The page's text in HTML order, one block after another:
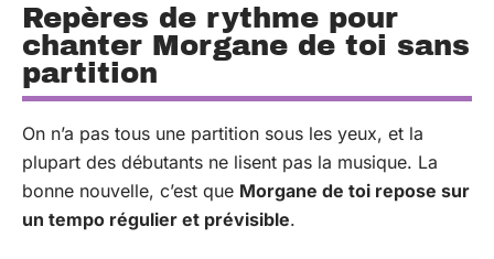
Repères de rythme pour
chanter Morgane de toi sans
partition
On n’a pas tous une partition sous les yeux, et la
plupart des débutants ne lisent pas la musique. La
bonne nouvelle, c’est que Morgane de toi repose sur
un tempo régulier et prévisible.